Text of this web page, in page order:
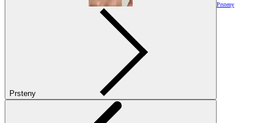
Prsteny
Prsteny